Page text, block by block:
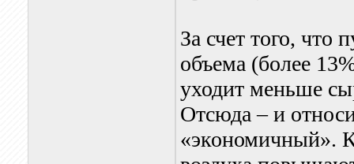
За счет того, что
объема (более
уходит меньше
Отсюда – и
«экономичный».